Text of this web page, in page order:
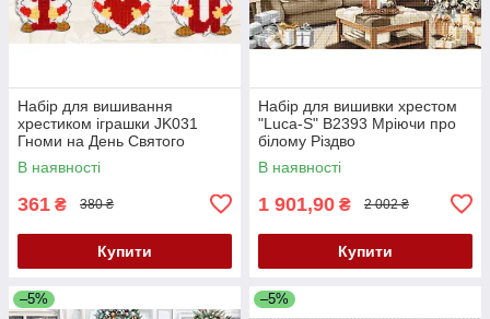
Набір для вишивання
хрестиком іграшки JK031
Гноми на День Святого
Валентина
В наявності
361 ₴ 380 ₴
Купити
Набір для вишивки хрестом
"Luca-S" B2393 Мріючи про
білому Різдво
В наявності
1 901,90 ₴ 2 002 ₴
Купити
–5% –5%